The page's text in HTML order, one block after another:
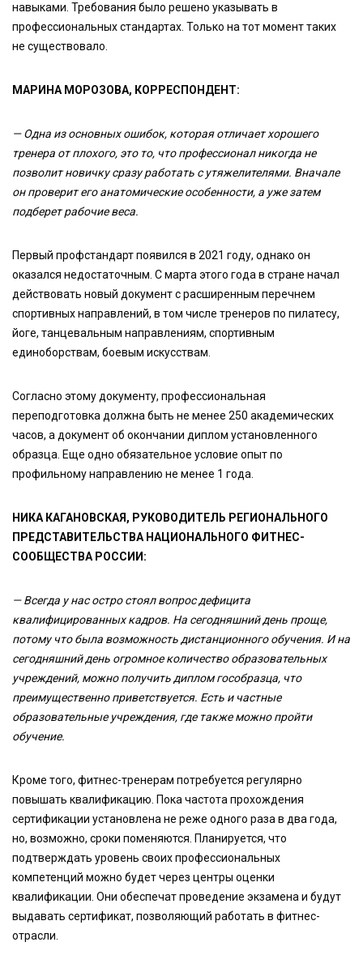
навыками. Требования было решено указывать в
профессиональных стандартах. Только на тот момент таких
не существовало.
МАРИНА МОРОЗОВА, КОРРЕСПОНДЕНТ:
— Одна из основных ошибок, которая отличает хорошего
тренера от плохого, это то, что профессионал никогда не
позволит новичку сразу работать с утяжелителями. Вначале
он проверит его анатомические особенности, а уже затем
подберет рабочие веса.
Первый профстандарт появился в 2021 году, однако он
оказался недостаточным. С марта этого года в стране начал
действовать новый документ с расширенным перечнем
спортивных направлений, в том числе тренеров по пилатесу,
йоге, танцевальным направлениям, спортивным
единоборствам, боевым искусствам.
Согласно этому документу, профессиональная
переподготовка должна быть не менее 250 академических
часов, а документ об окончании диплом установленного
образца. Еще одно обязательное условие опыт по
профильному направлению не менее 1 года.
НИКА КАГАНОВСКАЯ, РУКОВОДИТЕЛЬ РЕГИОНАЛЬНОГО
ПРЕДСТАВИТЕЛЬСТВА НАЦИОНАЛЬНОГО ФИТНЕС-
СООБЩЕСТВА РОССИИ:
— Всегда у нас остро стоял вопрос дефицита
квалифицированных кадров. На сегодняшний день проще,
потому что была возможность дистанционного обучения. И на
сегодняшний день огромное количество образовательных
учреждений, можно получить диплом гособразца, что
преимущественно приветствуется. Есть и частные
образовательные учреждения, где также можно пройти
обучение.
Кроме того, фитнес-тренерам потребуется регулярно
повышать квалификацию. Пока частота прохождения
сертификации установлена не реже одного раза в два года,
но, возможно, сроки поменяются. Планируется, что
подтверждать уровень своих профессиональных
компетенций можно будет через центры оценки
квалификации. Они обеспечат проведение экзамена и будут
выдавать сертификат, позволяющий работать в фитнес-
отрасли.